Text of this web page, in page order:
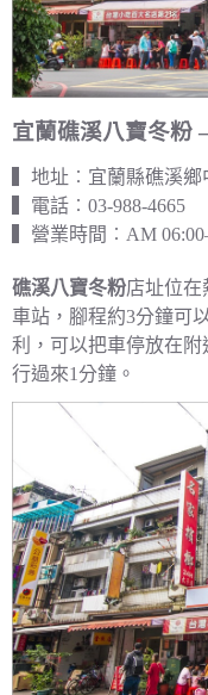
宜蘭礁溪八寶冬粉
▍地址︰宜蘭縣礁溪鄉
▍電話︰03-988-4665
▍營業時間︰AM
礁溪八寶冬粉店址位在
車站，腳程約3分鐘可
利，可以把車停放在附
行過來1分鐘。